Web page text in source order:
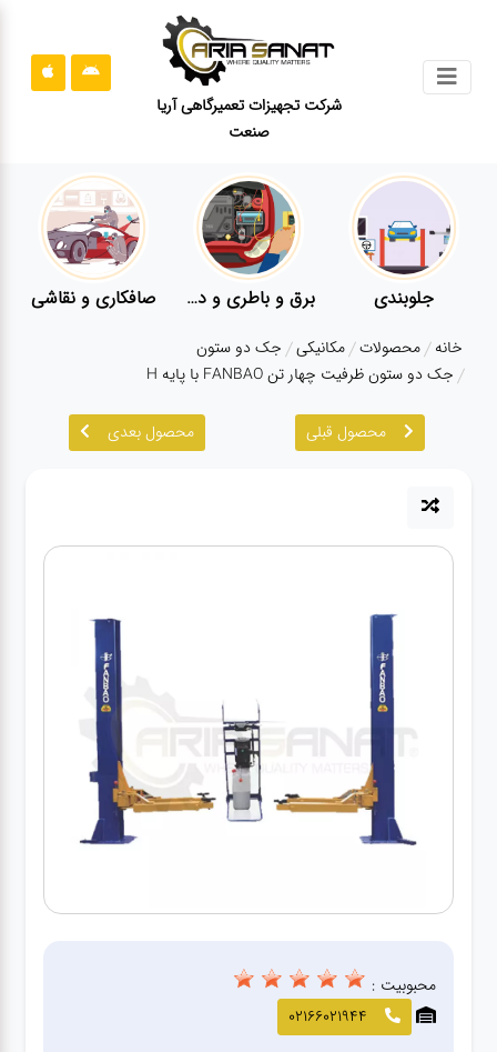
شرکت تجهیزات تعمیرگاهی آریا
صنعت
قوانین
سایت
ارتباط
درباره
ما
آپاراتی
دیاگ
صافکاری
و نقاشی
جلوبندی برق و باطری و دیاگ صافکاری و نقاشی
خانه محصولات مکانیکی جک دو ستون
جک دو ستون ظرفیت چهار تن FANBAO با پایه H
محصول قبلی محصول بعدی
محبوبیت :
02166021944